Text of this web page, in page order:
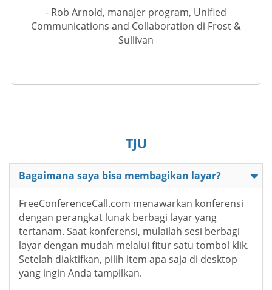
- Rob Arnold, manajer program, Unified
Communications and Collaboration di Frost &
Sullivan
TJU
Bagaimana saya bisa membagikan layar?
FreeConferenceCall.com menawarkan konferensi
dengan perangkat lunak berbagi layar yang
tertanam. Saat konferensi, mulailah sesi berbagi
layar dengan mudah melalui fitur satu tombol klik.
Setelah diaktifkan, pilih item apa saja di desktop
yang ingin Anda tampilkan.